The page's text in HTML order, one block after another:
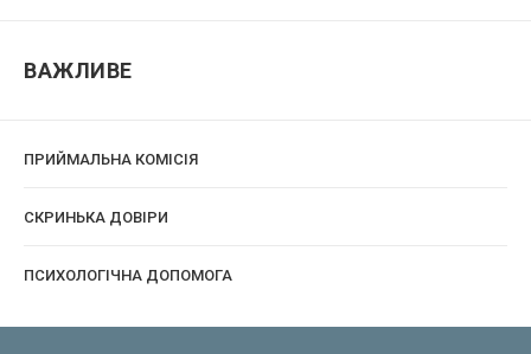
ВАЖЛИВЕ
ПРИЙМАЛЬНА КОМІСІЯ
CКРИНЬКА ДОВІРИ
ПСИХОЛОГІЧНА ДОПОМОГА